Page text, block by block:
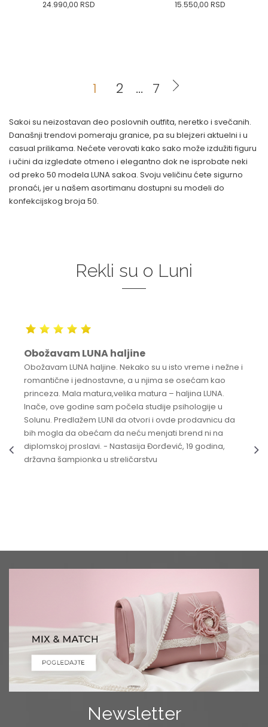
24.990,00 RSD
DODAJ U KORPU
15.550,00 RSD
DODAJ U KORPU
1 2 ... 7
Sakoi su neizostavan deo poslovnih outfita, neretko i svečanih.
Današnji trendovi pomeraju granice, pa su blejzeri aktuelni i u
casual prilikama. Nećete verovati kako sako može izdužiti figuru
i učini da izgledate otmeno i elegantno dok ne isprobate neki
od preko 50 modela LUNA sakoa. Svoju veličinu ćete sigurno
pronaći, jer u našem asortimanu dostupni su modeli do
konfekcijskog broja 50.
Rekli su o Luni
Obožavam LUNA haljine
Obožavam LUNA haljine. Nekako su u isto vreme i nežne i
romantične i jednostavne, a u njima se osećam kao
princeza. Mala matura,velika matura – haljina LUNA.
Inače, ove godine sam počela studije psihologije u
Solunu. Predlažem LUNI da otvori i ovde prodavnicu da
bih mogla da obećam da neću menjati brend ni na
diplomskoj proslavi. - Nastasija Đorđević, 19 godina,
državna šampionka u streličarstvu
Newsletter